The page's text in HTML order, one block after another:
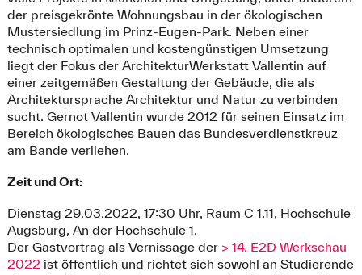
der preisgekrönte Wohnungsbau in der ökologischen
Mustersiedlung im Prinz-Eugen-Park. Neben einer
technisch optimalen und kostengünstigen Umsetzung
liegt der Fokus der ArchitekturWerkstatt Vallentin auf
einer zeitgemäßen Gestaltung der Gebäude, die als
Architektursprache Architektur und Natur zu verbinden
sucht. Gernot Vallentin wurde 2012 für seinen Einsatz im
Bereich ökologisches Bauen das Bundesverdienstkreuz
am Bande verliehen.
Zeit und Ort:
Dienstag 29.03.2022, 17:30 Uhr, Raum C 1.11, Hochschule
Augsburg, An der Hochschule 1.
Der Gastvortrag als Vernissage der > 14. E2D Werkschau
2022 ist öffentlich und richtet sich sowohl an Studierende